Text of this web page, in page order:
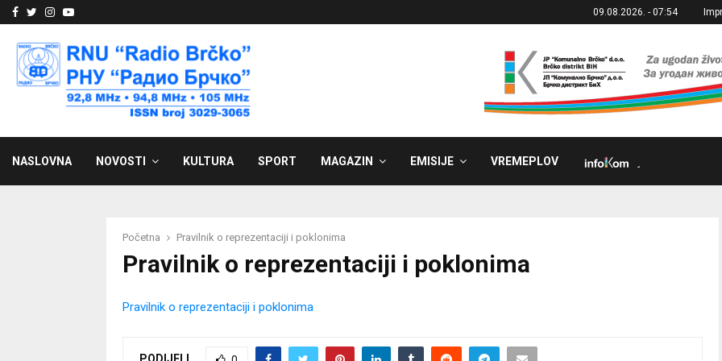
Facebook
Twitter
Instagram
Youtube 09.08.2026. - 07:54
NASLOVNA NOVOSTI KULTURA SPORT MAGAZIN EMISIJE VREMEPLOV
Početna Pravilnik o reprezentaciji i poklonima
Pravilnik o reprezentaciji i poklonima
Pravilnik o reprezentaciji i poklonima
PODIJELI